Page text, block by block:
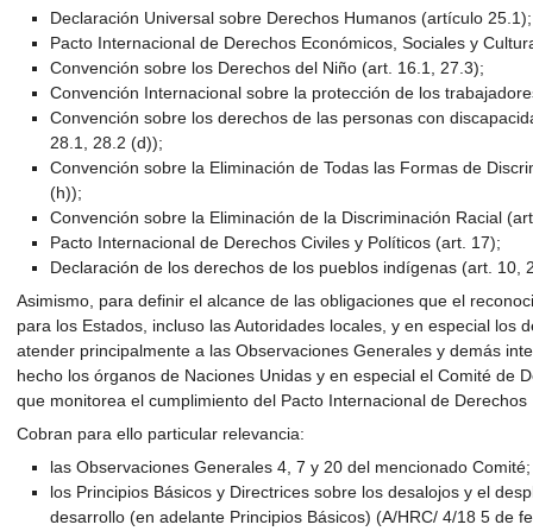
Declaración Universal sobre Derechos Humanos (artículo 25.1);
Pacto Internacional de Derechos Económicos, Sociales y
Convención sobre los Derechos del Niño (art. 16.1, 27.3);
Convención Internacional sobre la protección de los
Convención sobre los derechos de las personas con
28.1, 28.2 (d));
Convención sobre la Eliminación de Todas las Formas de
(h));
Convención sobre la Eliminación de la Discriminación Racial
Pacto Internacional de Derechos Civiles y Políticos (art. 17);
Declaración de los derechos de los pueblos indígenas (art. 10,
Asimismo, para definir el alcance de las obligaciones que el
para los Estados, incluso las Autoridades locales, y en especial los
atender principalmente a las Observaciones Generales y demás
hecho los órganos de Naciones Unidas y en especial el Comité de
que monitorea el cumplimiento del Pacto Internacional de
Cobran para ello particular relevancia:
las Observaciones Generales 4, 7 y 20 del mencionado
los Principios Básicos y Directrices sobre los desalojos y el
desarrollo (en adelante Principios Básicos) (A/HRC/ 4/18 5 de